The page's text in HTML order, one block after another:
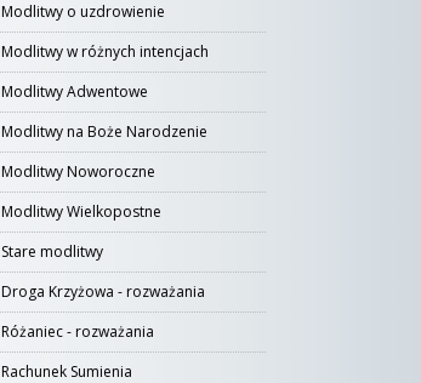
Modlitwy o uzdrowienie
Modlitwy w różnych intencjach
Modlitwy Adwentowe
Modlitwy na Boże Narodzenie
Modlitwy Noworoczne
Modlitwy Wielkopostne
Stare modlitwy
Droga Krzyżowa - rozważania
Różaniec - rozważania
Rachunek Sumienia